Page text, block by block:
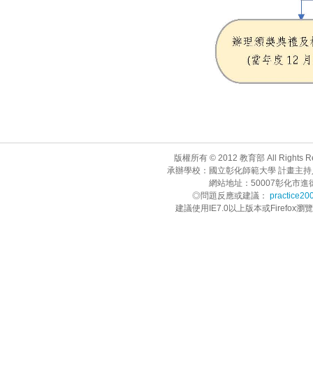
版權所有 © 2012 教育部 All Rights
承辦學校：國立彰化師範大學 計畫主
網站地址：50007彰化市進
◎問題反應或建議：
建議使用IE7.0以上版本或Firefox瀏